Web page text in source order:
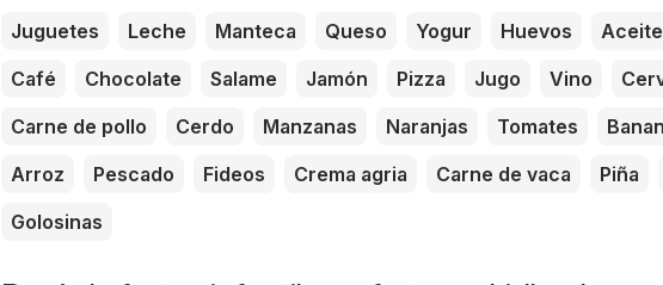
Juguetes Leche Manteca Queso Yogur Huevos Aceite
Café
Chocolate Salame Jamón Pizza Jugo Vino
Carne de pollo
Cerdo Manzanas Naranjas Tomates
Arroz
Pescado Fideos Crema agria Carne de vaca Piña
Golosinas